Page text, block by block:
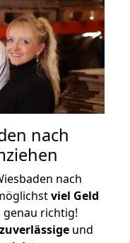
nach
nach
viel Geld
genau richtig!
zuverlässige und